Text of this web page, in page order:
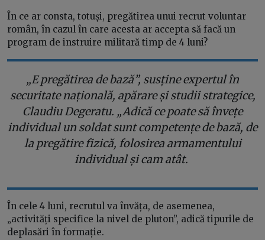
În ce ar consta, totuși, pregătirea unui recrut voluntar
român, în cazul în care acesta ar accepta să facă un
program de instruire militară timp de 4 luni?
„E pregătirea de bază”, susține expertul în
securitate națională, apărare și studii strategice,
Claudiu Degeratu. „Adică ce poate să învețe
individual un soldat sunt competențe de bază, de
la pregătire fizică, folosirea armamentului
individual și cam atât.
În cele 4 luni, recrutul va învăța, de asemenea,
„activități specifice la nivel de pluton”, adică tipurile de
deplasări în formație.